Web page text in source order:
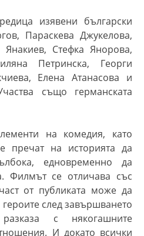
изявени български
Параскева Джукелова,
Стефка Янорова,
Петринска, Георги
Елена Атанасова и
също германската
на комедия, като
пречат на историята да
едновременно да
Филмът се отличава със
от публиката може да
след завършването
с някогашните
И докато всички